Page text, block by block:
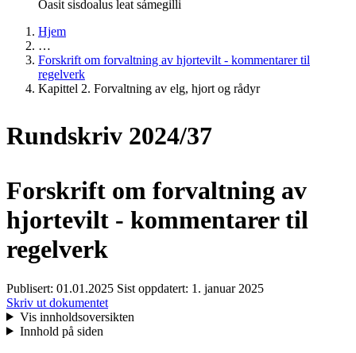
Oasit sisdoalus leat sámegilli
Hjem
…
Forskrift om forvaltning av hjortevilt - kommentarer til
regelverk
Kapittel 2. Forvaltning av elg, hjort og rådyr
Rundskriv 2024/37
Forskrift om forvaltning av
hjortevilt - kommentarer til
regelverk
Publisert: 01.01.2025 Sist oppdatert: 1. januar 2025
Skriv ut dokumentet
Vis innholdsoversikten
Innhold på siden